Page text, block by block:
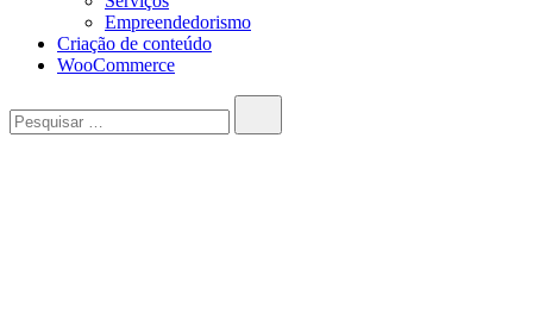
Empreendedorismo
Criação de conteúdo
WooCommerce